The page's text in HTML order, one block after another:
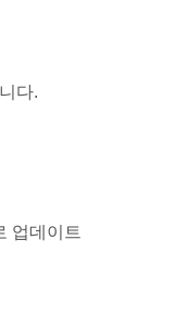
다.
업데이트